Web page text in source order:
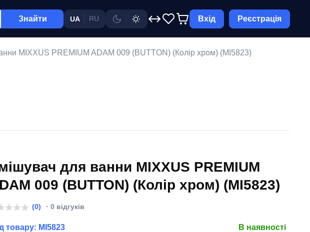
Знайти UA RU Вхід Реєстрація
MIXXUS PREMIUM ADAM 009 (BUTTON) (Колір хром) (MI5823)
для ванни MIXXUS PREMIUM
009 (BUTTON) (Колір хром) (MI5823)
(0) · 0 відгуків
товару: MI5823 В наявності